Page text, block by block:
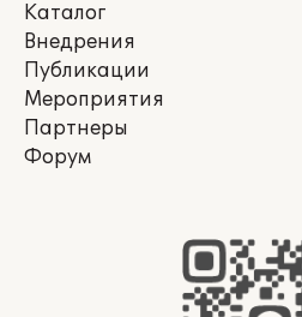
Каталог
Внедрения
Публикации
Мероприятия
Партнеры
Форум